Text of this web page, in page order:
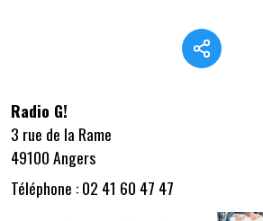
Radio G!
3 rue de la Rame
49100 Angers
Téléphone : 02 41 60 47 47